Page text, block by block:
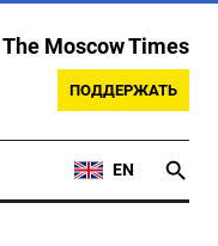
Moscow Times
ПОДДЕРЖАТЬ
EN